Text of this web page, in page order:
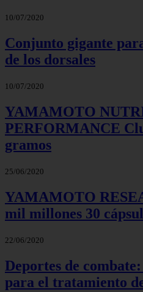
10/07/2020
Conjunto gigante
de los dorsales
10/07/2020
YAMAMOTO
PERFORMANCE
gramos
25/06/2020
YAMAMOTO
mil millones 30
22/06/2020
Deportes de
para el tratamiento